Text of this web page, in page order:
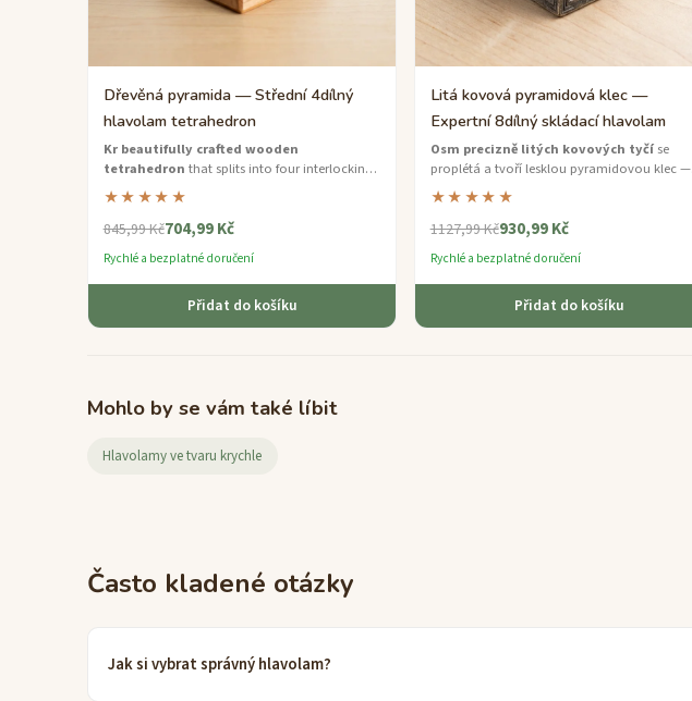
Dřevěná pyramida — Střední 4dílný
hlavolam tetrahedron
Kr beautifully crafted wooden
tetrahedron that splits into four interlocking
pieces — reassemble them to restore the perfect
pyramid shape.
★★★★★
845,99 Kč704,99 Kč
Rychlé a bezplatné doručení
Přidat do košíku
Litá kovová pyramidová klec —
Expertní 8dílný skládací hlavolam
Osm precizně litých kovových tyčíse
proplétá a tvoří lesklou pyramidovou klec —
rozebrat a znovu sestavit tento mistrovský
kousek na expertní úrovni.
★★★★★
1127,99 Kč930,99 Kč
Rychlé a bezplatné doručení
Přidat do košíku
Mohlo by se vám také líbit
Hlavolamy ve tvaru krychle
Často kladené otázky
Jak si vybrat správný hlavolam?